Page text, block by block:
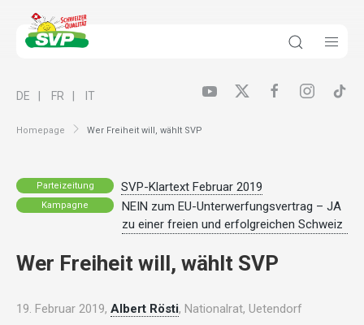
Homepage Wer Freiheit will, wählt SVP
DE FR IT
Parteizeitung SVP-Klartext Februar 2019
Kampagne
NEIN zum EU-Unterwerfungsvertrag – JA
zu einer freien und erfolgreichen Schweiz
Wer Freiheit will, wählt SVP
19. Februar 2019, Albert Rösti, Nationalrat, Uetendorf